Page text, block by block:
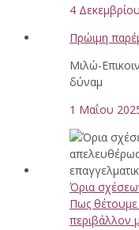
4
Πρώιμη
Μιλώ-
δύναμ
1 Μαΐου
Όρια
Πως θέτουμε
περιβάλλον